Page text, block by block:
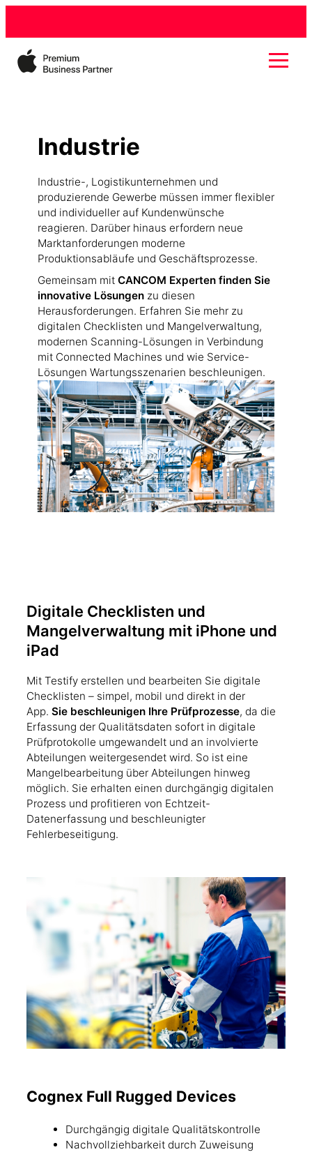
wechseln
Industrie
Industrie-, Logistikunternehmen und
produzierende Gewerbe müssen immer flexibler
und individueller auf Kundenwünsche
reagieren. Darüber hinaus erfordern neue
Marktanforderungen moderne
Produktionsabläufe und Geschäftsprozesse.
Gemeinsam mit CANCOM Experten finden Sie
innovative Lösungen zu diesen
Herausforderungen. Erfahren Sie mehr zu
digitalen Checklisten und Mangelverwaltung,
modernen Scanning-Lösungen in Verbindung
mit Connected Machines und wie Service-
Lösungen Wartungsszenarien beschleunigen.
Digitale Checklisten und
Mangelverwaltung mit iPhone und
iPad
Mit Testify erstellen und bearbeiten Sie digitale
Checklisten – simpel, mobil und direkt in der
App. Sie beschleunigen Ihre Prüfprozesse, da die
Erfassung der Qualitätsdaten sofort in digitale
Prüfprotokolle umgewandelt und an involvierte
Abteilungen weitergesendet wird. So ist eine
Mangelbearbeitung über Abteilungen hinweg
möglich. Sie erhalten einen durchgängig digitalen
Prozess und profitieren von Echtzeit-
Datenerfassung und beschleunigter
Fehlerbeseitigung.
Cognex Full Rugged Devices
Durchgängig digitale Qualitätskontrolle
Nachvollziehbarkeit durch Zuweisung